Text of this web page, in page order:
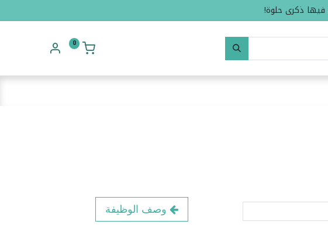
ذكرى حلوة!
0
وصف الوظيفة